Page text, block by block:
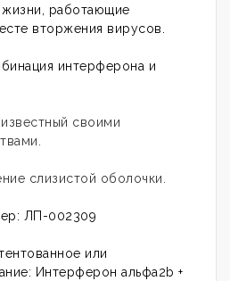
жизни, работающие
вторжения вирусов.
интерферона и
своими
слизистой оболочки.
ЛП-002309
или
Интерферон альфа2b +